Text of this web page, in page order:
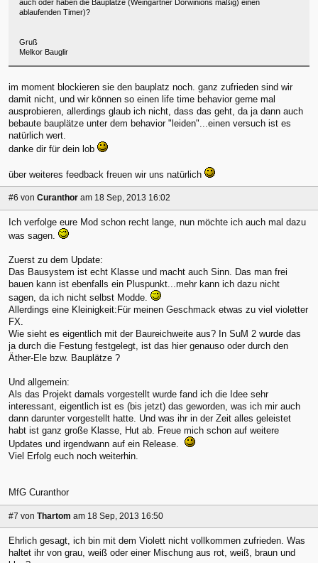
auch oder haben die Bauplätze (Weingärtner Dorwinions mäßig) einen
ablaufenden Timer)?
Gruß
Melkor Bauglir
im moment blockieren sie den bauplatz noch. ganz zufrieden sind wir
damit nicht, und wir können so einen life time behavior gerne mal
ausprobieren, allerdings glaub ich nicht, dass das geht, da ja dann auch
bebaute bauplätze unter dem behavior "leiden"...einen versuch ist es
natürlich wert.
danke dir für dein lob
über weiteres feedback freuen wir uns natürlich
#6 von Curanthor am 18 Sep, 2013 16:02
Ich verfolge eure Mod schon recht lange, nun möchte ich auch mal dazu
was sagen.
Zuerst zu dem Update:
Das Bausystem ist echt Klasse und macht auch Sinn. Das man frei
bauen kann ist ebenfalls ein Pluspunkt...mehr kann ich dazu nicht
sagen, da ich nicht selbst Modde.
Allerdings eine Kleinigkeit:Für meinen Geschmack etwas zu viel violetter
FX.
Wie sieht es eigentlich mit der Baureichweite aus? In SuM 2 wurde das
ja durch die Festung festgelegt, ist das hier genauso oder durch den
Äther-Ele bzw. Bauplätze ?
Und allgemein:
Als das Projekt damals vorgestellt wurde fand ich die Idee sehr
interessant, eigentlich ist es (bis jetzt) das geworden, was ich mir auch
dann darunter vorgestellt hatte. Und was ihr in der Zeit alles geleistet
habt ist ganz große Klasse, Hut ab. Freue mich schon auf weitere
Updates und irgendwann auf ein Release.
Viel Erfolg euch noch weiterhin.
MfG Curanthor
#7 von Thartom am 18 Sep, 2013 16:50
Ehrlich gesagt, ich bin mit dem Violett nicht vollkommen zufrieden. Was
haltet ihr von grau, weiß oder einer Mischung aus rot, weiß, braun und